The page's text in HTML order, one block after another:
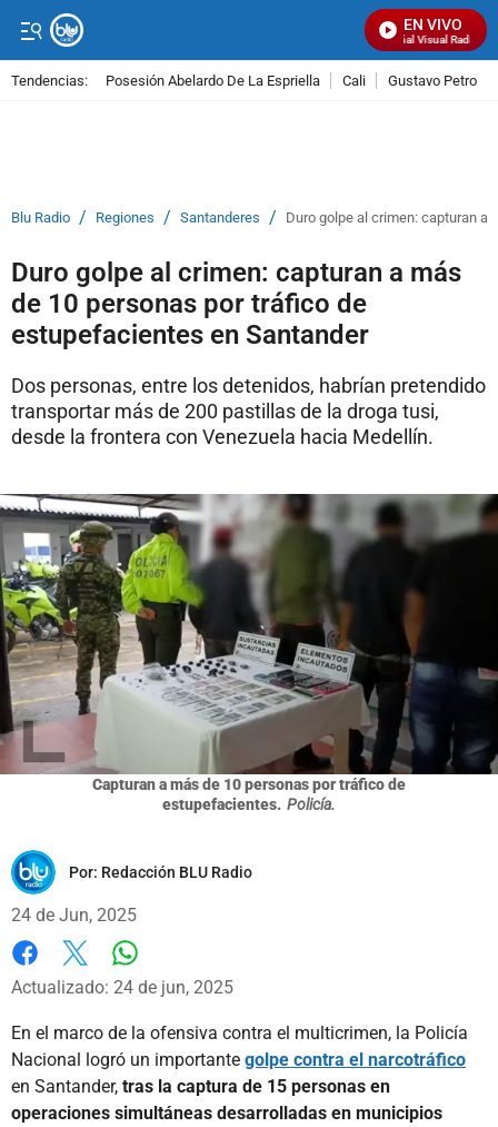
EN VIVO
Señal Visual Radio
Tendencias: Posesión Abelardo De La Espriella Cali Gustavo Petro
Blu Radio / Regiones / Santanderes / Duro golpe al crimen: capturan a
Duro golpe al crimen: capturan a más
de 10 personas por tráfico de
estupefacientes en Santander
Dos personas, entre los detenidos, habrían pretendido
transportar más de 200 pastillas de la droga tusi,
desde la frontera con Venezuela hacia Medellín.
Capturan a más de 10 personas por tráfico de
estupefacientes. Policía.
Por: Redacción BLU Radio
24 de Jun, 2025
Facebook
X
Actualizado: 24 de jun, 2025
En el marco de la ofensiva contra el multicrimen, la Policía
Nacional logró un importante golpe contra el narcotráfico
en Santander, tras la captura de 15 personas en
operaciones simultáneas desarrolladas en municipios